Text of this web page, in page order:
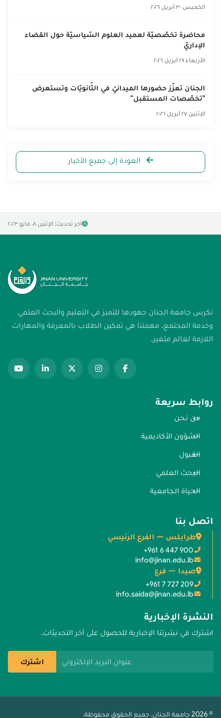
الخميس ٣٠ أبريل ٢٠٢٦
محاضرة تخصّصيّة لعميد العلوم السّياسيّة حول القضاء
الإداريّ
الأربعاء ٢٩ أبريل ٢٠٢٦
الجنان تعزّز حضورها الميدانيّ في الثّانويّات وتستعرض
"تخصّصات المستقبل"
الإثنين ٢٧ أبريل ٢٠٢٦
العودة إلى جميع الأخبار
آخر تحديث: الإثنين ٠٨ مايو ٢٠٢٣
تكرس جامعة الجنان جهودها للتميز في التعليم والبحث العلمي
وخدمة المجتمع. مهمتنا هي تمكين الطلاب بالمعرفة والمهارات
اللازمة لعالم متغير.
روابط سريعة
من نحن
الشؤون الأكاديمية
القبول
البحث العلمي
الحياة الجامعية
اتصل بنا
طرابلس — الفرع الرئيسي
+961 6 447 900
info@jinan.edu.lb
صيدا — فرع
+961 7 727 209
info.saida@jinan.edu.lb
النشرة الإخبارية
اشترك في نشرتنا الإخبارية للحصول على آخر التحديثات.
اشترك
© 2026 جامعة الجنان. جميع الحقوق محفوظة.